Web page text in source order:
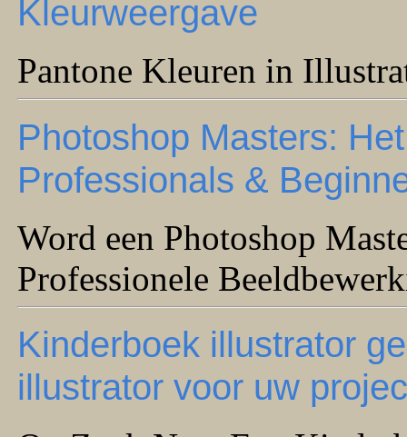
Kleurweergave
Pantone Kleuren in
Photoshop Masters:
Professionals &
Word een Photoshop
Professionele
Kinderboek illustrator
illustrator voor uw